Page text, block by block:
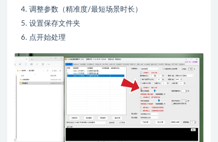
调整参数（精准度/最短场景时长）
设置保存文件夹
点开始处理